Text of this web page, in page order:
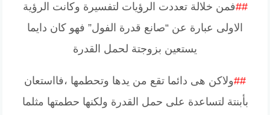
##فمن خلالة تعددت الرؤيات لتفسيرة وكانت الرؤية
الاولى عبارة عن “صانع قدرة الفول” فهو كان دايما
يستعين بزوجتة لحمل القدرة
##ولاكن هى دائما تقع من يدها وتحطمها ،فااستعان
بأبنتة لتساعدة على حمل القدرة ولكنها حطمتها مثلما